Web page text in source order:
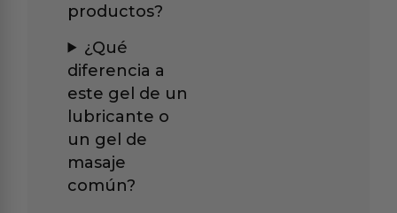
productos?
¿Qué
diferencia a
este gel de un
lubricante o
un gel de
masaje
común?